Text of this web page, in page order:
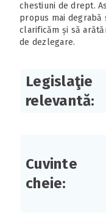
chestiuni de drept.
propus mai degrabă
clarificăm și să
de dezlegare.
Legislaţie
relevantă:
Cuvinte
cheie: